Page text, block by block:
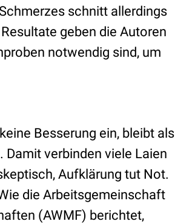
schnitt allerdings
geben die Autoren
notwendig sind, um
Besserung ein, bleibt als
. Damit verbinden viele Laien
Aufklärung tut Not.
die Arbeitsgemeinschaft
(AWMF) berichtet,